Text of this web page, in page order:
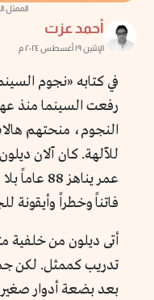
الممثل
أحمد عزت
الإثنين ١٩ أغسطس ٢٠٢٤ م
في كتابه «نجوم
رفعت السينما منذ
النجوم، منحتهم
للآلهة. كان آلان
عمر
فاتناً وخطراً وأيقونة
أتى ديلون من خلفية
تدريب كممثل. لكن
بعد بضعة أدوار